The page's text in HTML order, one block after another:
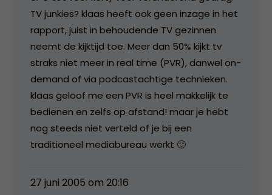
TV junkies? klaas heeft ook geen inzage in het
rapport, juist in behoudende TV gezinnen
neemt de kijktijd toe. Meer dan 50% kijkt tv
straks niet meer in real time (PVR), danwel on-
demand of via podcastachtige technieken.
klaas geloof me een PVR is heel makkelijk te
bedienen en zelfs op afstand! maar je hebt
nog steeds niet verteld of je bij een
traditioneel mediabureau werkt 🙂
27 juni 2005 om 20:16